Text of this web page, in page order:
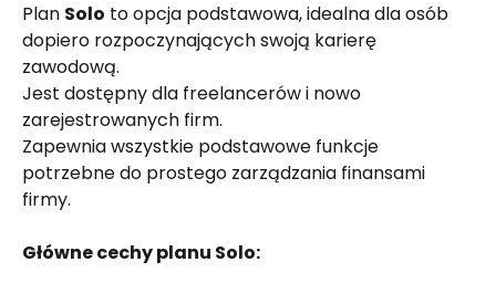
Plan Solo to opcja podstawowa, idealna dla osób
dopiero rozpoczynających swoją karierę
zawodową.
Jest dostępny dla freelancerów i nowo
zarejestrowanych firm.
Zapewnia wszystkie podstawowe funkcje
potrzebne do prostego zarządzania finansami
firmy.
Główne cechy planu Solo: